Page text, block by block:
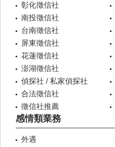
彰化徵信社
南投徵信社
台南徵信社
屏東徵信社
花蓮徵信社
澎湖徵信社
偵探社 / 私家偵探社
合法徵信社
徵信社推薦
感情類業務
外遇